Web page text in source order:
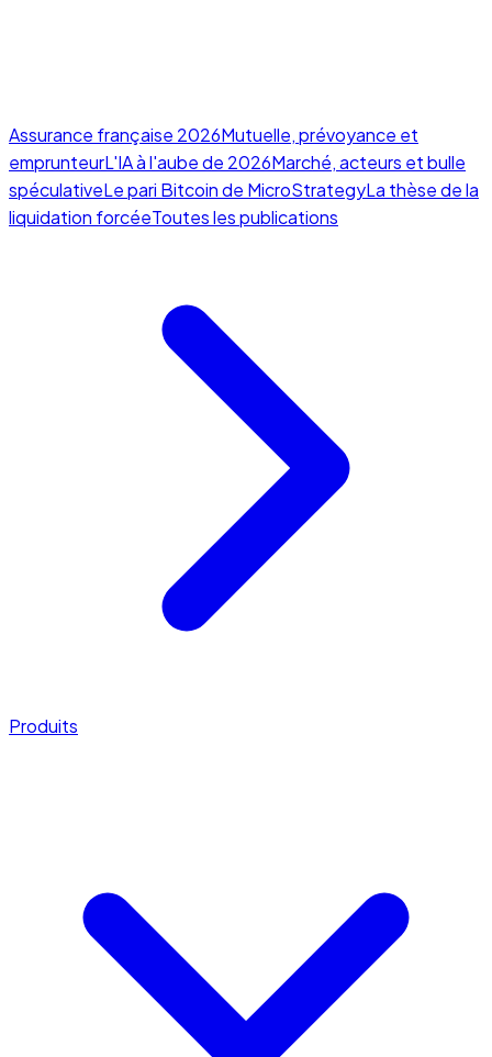
Assurance française 2026Mutuelle, prévoyance et
emprunteurL'IA à l'aube de 2026Marché, acteurs et bulle
spéculativeLe pari Bitcoin de MicroStrategyLa thèse de la
liquidation forcéeToutes les publications
Produits